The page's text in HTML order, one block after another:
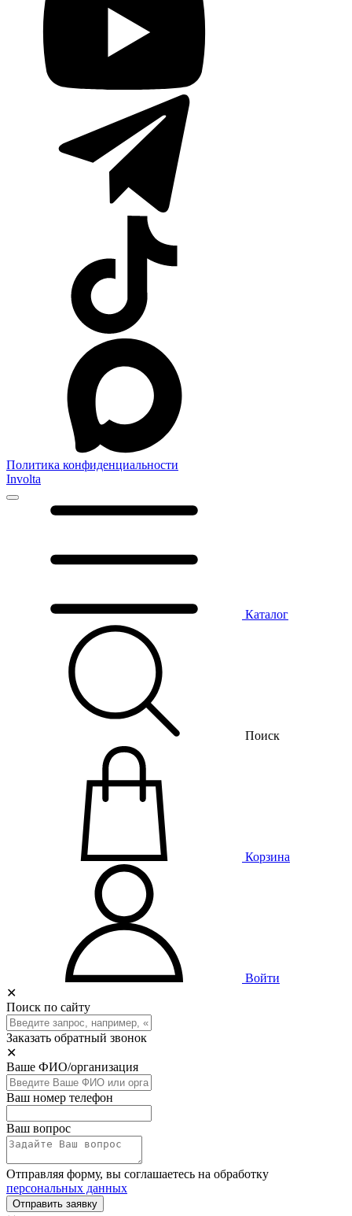
Политика конфиденциальности
Involta
Каталог
Поиск
Корзина
Войти
✕
Поиск по сайту
Заказать обратный звонок
✕
Ваше ФИО/организация
Ваш номер телефон
Ваш вопрос
Отправляя форму, вы соглашаетесь на обработку
персональных данных
Отправить заявку